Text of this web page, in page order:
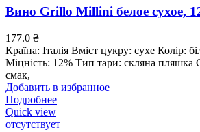
Вино Grillo Millini белое сухое,
177.0 ₴
Країна: Італія Вміст цукру: сухе Колір:
Міцність: 12% Тип тари: скляна пляшка
смак,
Добавить в избранное
Подробнее
Quick view
отсутствует